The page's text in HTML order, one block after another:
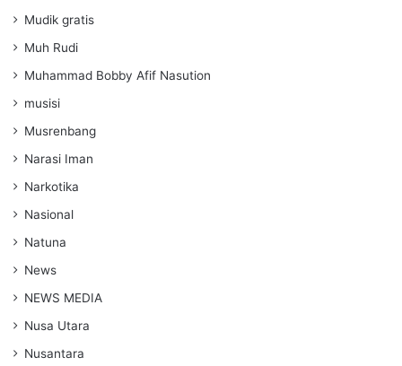
Mudik gratis
Muh Rudi
Muhammad Bobby Afif Nasution
musisi
Musrenbang
Narasi Iman
Narkotika
Nasional
Natuna
News
NEWS MEDIA
Nusa Utara
Nusantara